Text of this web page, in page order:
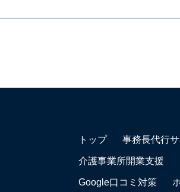
トップ 事務長代行
介護事業所開業支援
Google口コミ対策